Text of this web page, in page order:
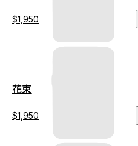
$1,950
花束
$1,950